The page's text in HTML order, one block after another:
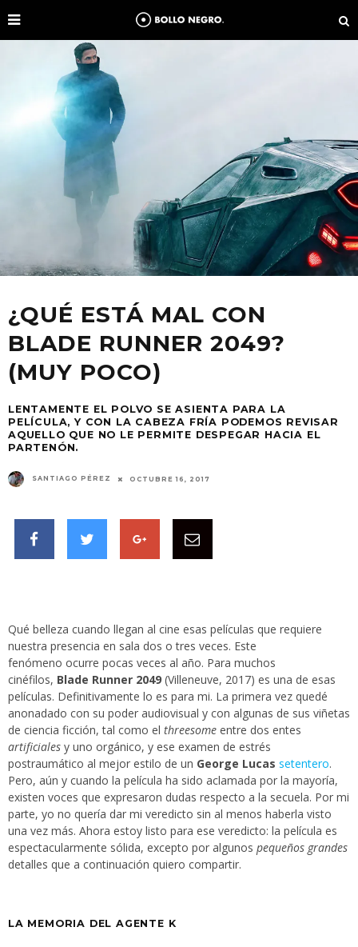
¿QUÉ ESTÁ MAL CON
BLADE RUNNER 2049?
(MUY POCO)
LENTAMENTE EL POLVO SE ASIENTA PARA LA
PELÍCULA, Y CON LA CABEZA FRÍA PODEMOS REVISAR
AQUELLO QUE NO LE PERMITE DESPEGAR HACIA EL
PARTENÓN.
SANTIAGO PÉREZ OCTUBRE 16, 2017
Qué belleza cuando llegan al cine esas películas que requiere
nuestra presencia en sala dos o tres veces. Este
fenómeno ocurre pocas veces al año. Para muchos
cinéfilos, Blade Runner 2049 (Villeneuve, 2017) es una de esas
películas. Definitivamente lo es para mi. La primera vez quedé
anonadado con su poder audiovisual y con algunas de sus viñetas
de ciencia ficción, tal como el threesome entre dos entes
artificiales y uno orgánico, y ese examen de estrés
postraumático al mejor estilo de un George Lucas setentero.
Pero, aún y cuando la película ha sido aclamada por la mayoría,
existen voces que expresaron dudas respecto a la secuela. Por mi
parte, yo no quería dar mi veredicto sin al menos haberla visto
una vez más. Ahora estoy listo para ese veredicto: la película es
espectacularmente sólida, excepto por algunos pequeños grandes
detalles que a continuación quiero compartir.
LA MEMORIA DEL AGENTE K